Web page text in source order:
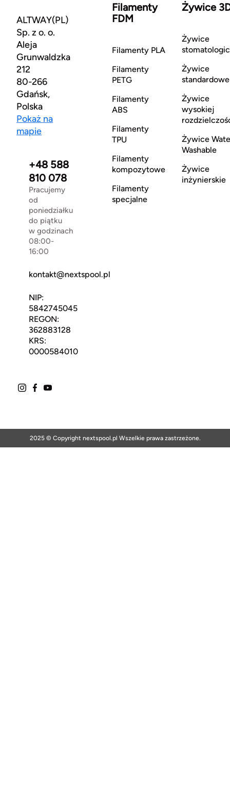
ALTWAY(PL)
Sp. z o. o.
Aleja
Grunwaldzka
212
80-266
Gdańsk,
Polska
Pokaż na
mapie
+48 588
810 078
Pracujemy
od
poniedziałku
do piątku
w godzinach
08:00-
16:00
kontakt@nextspool.pl
NIP:
5842745045
REGON:
362883128
KRS:
0000584010
Filamenty
FDM
Filamenty PLA
Filamenty
PETG
Filamenty
ABS
Filamenty
TPU
Filamenty
kompozytowe
Filamenty
specjalne
Żywice
Żywice
Żywice
standardowe
Żywice
wysokiej
Żywice
Washable
Żywice
inżynierskie